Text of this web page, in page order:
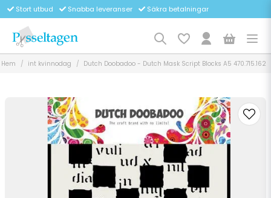
Stort utbud Snabba leveranser Säkra betalningar
Hem int kvinnodag Dutch Doobadoo - Dutch Mask Script Blocks A5 470.715.162